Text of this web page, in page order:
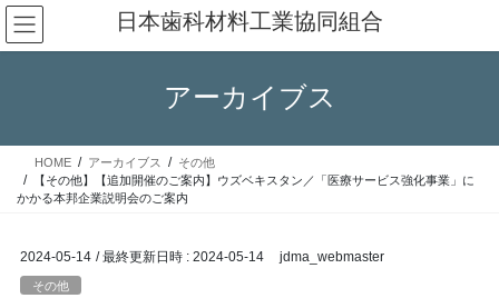
コ
ン
テ
ス
ナ
ビ
ゲ
ン
日本歯科材料工業協同組合
アーカイブス
HOME アーカイブス
その他
【その他】【追加開催のご案内】ウズベキスタン／「医療サービス強化事業」に
かかる本邦企業説明会のご案内
2024-05-14 / 最終更新日時 : 2024-05-14 jdma_webmaster
その他